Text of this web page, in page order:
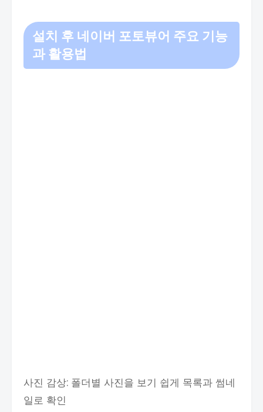
설치 후 네이버 포토뷰어 주요 기능
과 활용법
사진 감상: 폴더별 사진을 보기 쉽게 목록과 썸네
일로 확인